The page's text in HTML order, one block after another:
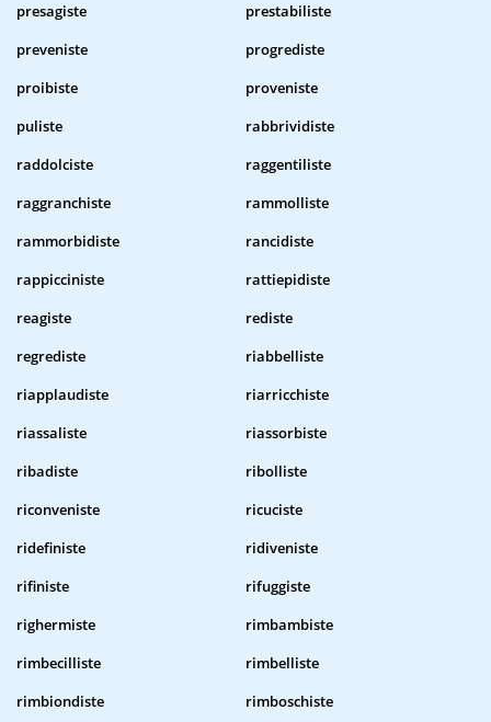
presagiste
prestabiliste
preveniste
progrediste
proibiste
proveniste
puliste
rabbrividiste
raddolciste
raggentiliste
raggranchiste
rammolliste
rammorbidiste
rancidiste
rappicciniste
rattiepidiste
reagiste
rediste
regrediste
riabbelliste
riapplaudiste
riarricchiste
riassaliste
riassorbiste
ribadiste
ribolliste
riconveniste
ricuciste
ridefiniste
ridiveniste
rifiniste
rifuggiste
righermiste
rimbambiste
rimbecilliste
rimbelliste
rimbiondiste
rimboschiste